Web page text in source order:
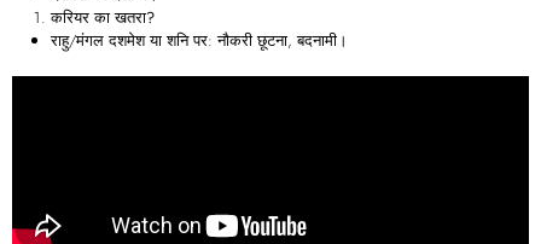
करियर का खतरा?
राहु/मंगल दशमेश या शनि पर: नौकरी छूटना, बदनामी।